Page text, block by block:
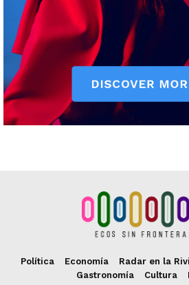
Política Economía Radar en la
Gastronomía
Cultura